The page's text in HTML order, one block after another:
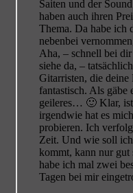
Saiten und der
haben auch ihren
Thema. Da habe ich
nebenbei
Aha, – schnell bei
siehe da, –
Gitarristen, die deine
fantastisch. Als gäbe
geileres… 🙂 Klar, ist
irgendwie hat es
probieren. Ich
Zeit. Und wie soll
kommt, kann nur
habe ich mal zwei
Tagen bei mir